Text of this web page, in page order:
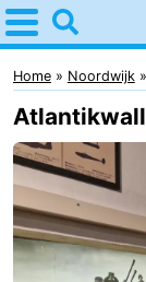
Home
Noordwijk
Astuces
Avec
les
enfants
Passer
la
Appartements
Home Noordwijk